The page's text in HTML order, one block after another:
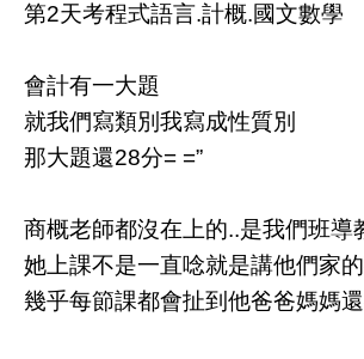
第2天考程式語言.計概.國文數學
會計有一大題
就我們寫類別我寫成性質別
那大題還28分= =”
商概老師都沒在上的..是我們班導
她上課不是一直唸就是講他們家
幾乎每節課都會扯到他爸爸媽媽